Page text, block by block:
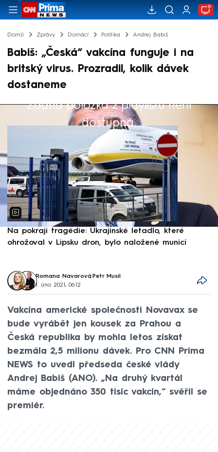
Domů Zprávy Domácí Politika Andrej Babiš
Babiš: „Česká“ vakcína funguje i na
britský virus. Prozradil, kolik dávek
dostaneme
Žádná položka z playlistu není
dostupná.
Výběr redakce
Na pokraji tragédie: Ukrajinské letadlo, které
ohrožoval v Lipsku dron, bylo naložené municí
Romana Navarová, Petr Musil
1. úno 2021, 06:12
Vakcína americké společnosti Novavax se
bude vyrábět jen kousek za Prahou a
Česká republika by mohla letos získat
bezmála 2,5 milionu dávek. Pro CNN Prima
NEWS to uvedl předseda české vlády
Andrej Babiš (ANO). „Na druhý kvartál
máme objednáno 350 tisíc vakcín,“ svěřil se
premiér.